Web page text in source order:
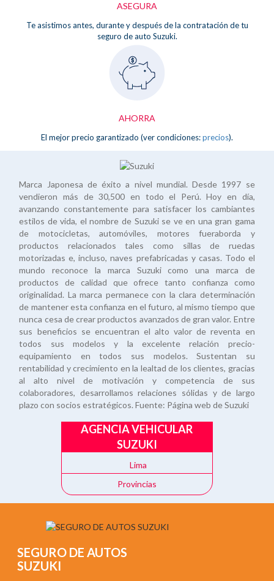
ASEGURA
Te asistimos antes, durante y después de la contratación de tu
seguro de auto Suzuki.
AHORRA
El mejor precio garantizado (ver condiciones:precios).
Marca Japonesa de éxito a nivel mundial. Desde 1997 se
vendieron más de 30,500 en todo el Perú. Hoy en día,
avanzando constantemente para satisfacer los cambiantes
estilos de vida, el nombre de Suzuki se ve en una gran gama
de motocicletas, automóviles, motores fueraborda y
productos relacionados tales como sillas de ruedas
motorizadas e, incluso, naves prefabricadas y casas. Todo el
mundo reconoce la marca Suzuki como una marca de
productos de calidad que ofrece tanto confianza como
originalidad. La marca permanece con la clara determinación
de mantener esta confianza en el futuro, al mismo tiempo que
nunca cesa de crear productos avanzados de gran valor. Entre
sus beneficios se encuentran el alto valor de reventa en
todos sus modelos y la excelente relación precio-
equipamiento en todos sus modelos. Sustentan su
rentabilidad y crecimiento en la lealtad de los clientes, gracias
al alto nivel de motivación y competencia de sus
colaboradores, desarrollamos relaciones sólidas y de largo
plazo con socios estratégicos. Fuente: Página web de Suzuki
AGENCIA VEHICULAR
SUZUKI
Lima
Provincias
SEGURO DE AUTOS
SUZUKI